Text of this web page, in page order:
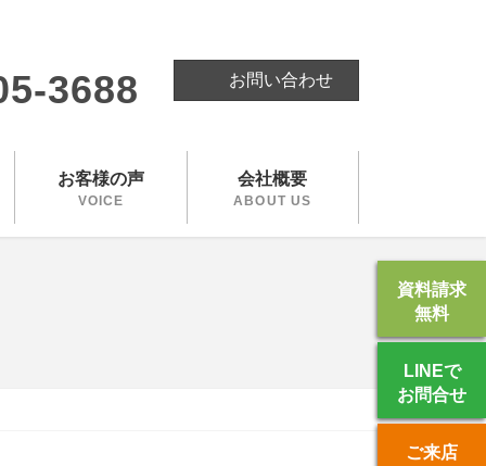
3688 お問い合わせ
お客様の声
VOICE
会社概要
ABOUT US
資料請求
無料
LINEで
お問合せ
ご来店